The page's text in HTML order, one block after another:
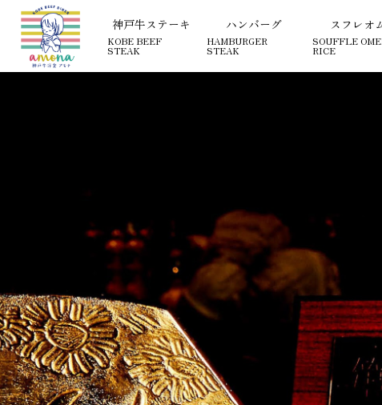
神戸牛ステーキ
KOBE BEEF
STEAK
ハンバーグ
HAMBURGER
STEAK
スフレオ
SOUFFLE
RICE